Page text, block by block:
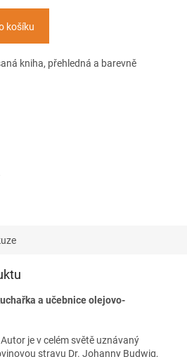
košíku
kniha, přehledná a barevně
a učebnice olejovo-
je v celém světě uznávaný
stravu Dr. Johanny Budwig,